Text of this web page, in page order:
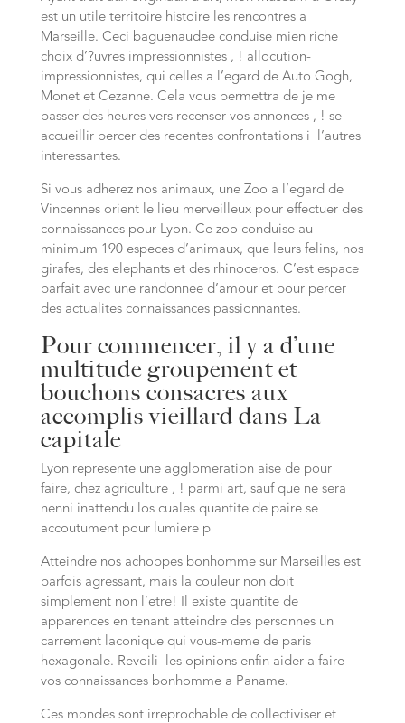
est un utile territoire histoire les rencontres a
Marseille. Ceci baguenaudee conduise mien riche
choix d’?uvres impressionnistes , ! allocution-
impressionnistes, qui celles a l’egard de Auto Gogh,
Monet et Cezanne. Cela vous permettra de je me
passer des heures vers recenser vos annonces , ! se -
accueillir percer des recentes confrontations i l’autres
interessantes.
Si vous adherez nos animaux, une Zoo a l’egard de
Vincennes orient le lieu merveilleux pour effectuer des
connaissances pour Lyon. Ce zoo conduise au
minimum 190 especes d’animaux, que leurs felins, nos
girafes, des elephants et des rhinoceros. C’est espace
parfait avec une randonnee d’amour et pour percer
des actualites connaissances passionnantes.
Pour commencer, il y a d’une
multitude groupement et
bouchons consacres aux
accomplis vieillard dans La
capitale
Lyon represente une agglomeration aise de pour
faire, chez agriculture , ! parmi art, sauf que ne sera
nenni inattendu los cuales quantite de paire se
accoutument pour lumiere p
Atteindre nos achoppes bonhomme sur Marseilles est
parfois agressant, mais la couleur non doit
simplement non l’etre! Il existe quantite de
apparences en tenant atteindre des personnes un
carrement laconique qui vous-meme de paris
hexagonale. Revoili les opinions enfin aider a faire
vos connaissances bonhomme a Paname.
Ces mondes sont irreprochable de collectiviser et